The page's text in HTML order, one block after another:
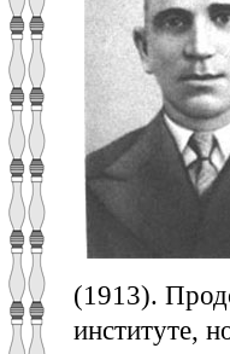
(1913).
институте,